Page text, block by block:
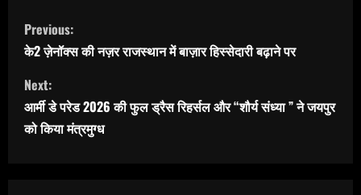
C
o
n
t
i
Previous:
के2 ज़ेनॉक्स की नज़र राजस्थान में बाज़ार हिस्सेदारी बढ़ाने पर
Next:
आर्मी डे परेड 2026 की फुल ड्रैस रिहर्सल और “शौर्य संध्या ” ने जयपुर
को किया मंत्रमुग्ध